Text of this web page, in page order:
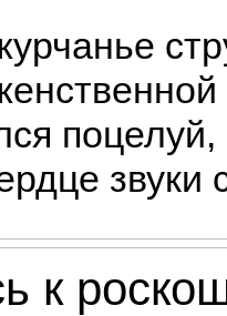
поцелуй,
звуки
к